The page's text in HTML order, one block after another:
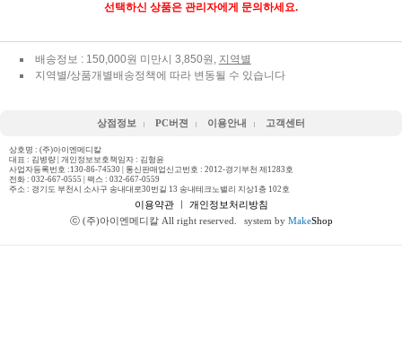
선택하신 상품은 관리자에게 문의하세요.
배송정보 : 150,000원 미만시 3,850원, 지역별
지역별/상품개별배송정책에 따라 변동될 수 있습니다
상점정보 PC버젼 이용안내 고객센터
상호명 : (주)아이엔메디칼
대표 : 김병량 | 개인정보보호책임자 : 김형윤
사업자등록번호 :130-86-74530 | 통신판매업신고번호 : 2012-경기부천 제1283호
전화 : 032-667-0555 | 팩스 : 032-667-0559
주소 : 경기도 부천시 소사구 송내대로30번길 13 송내테크노밸리 지상1층 102호
이용약관ㅣ 개인정보처리방침
ⓒ (주)아이엔메디칼 All right reserved.
system by MakeShop